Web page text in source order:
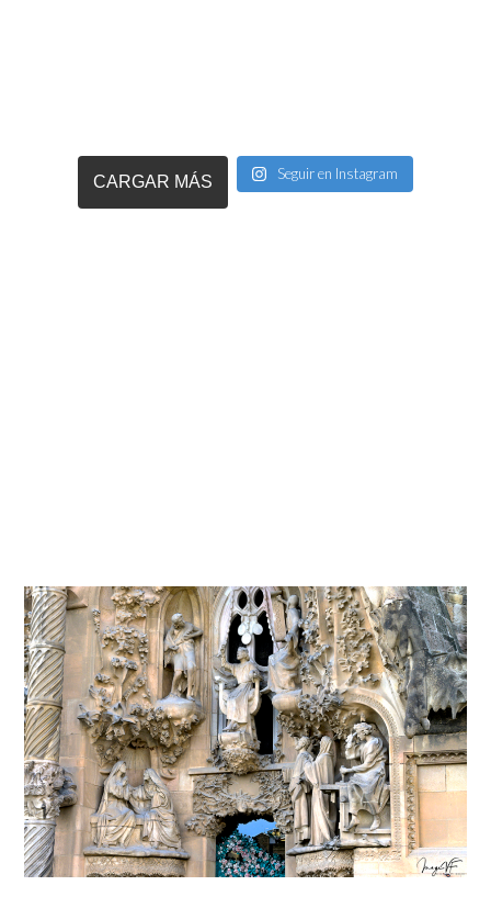
CARGAR MÁS Seguir en Instagram